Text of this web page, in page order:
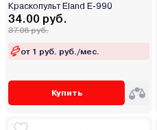
Краскопульт Eland E-990
34.00 руб.
37.06 руб.
от 1 руб. руб./мес.
Купить